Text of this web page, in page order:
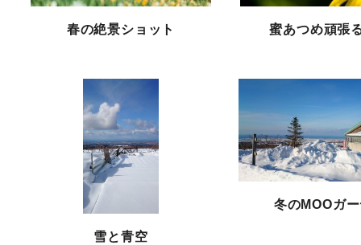
春の絶景ショット 蜜あつめ頑張
雪と青空
冬のMOOガ